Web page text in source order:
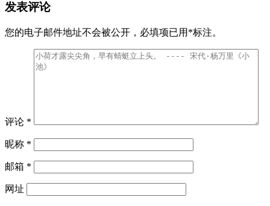
发表评论
您的电子邮件地址不会被公开， 必填项已用 *标注。
评论 *
昵称 *
邮箱 *
网址